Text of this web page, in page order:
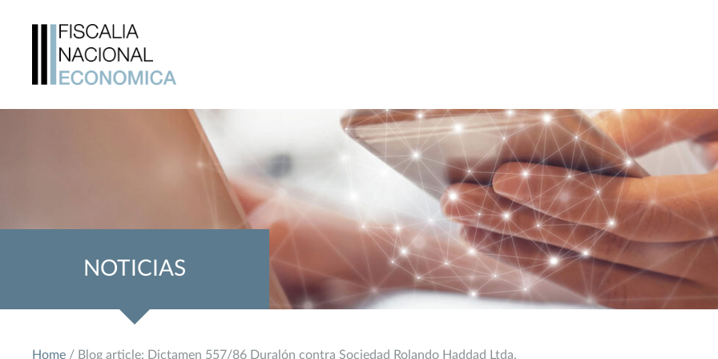
NOTICIAS
Home / Blog article: Dictamen 557/86 Duralón contra Sociedad Rolando Haddad Ltda.